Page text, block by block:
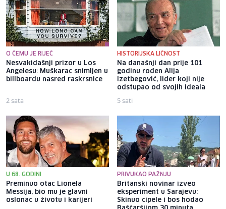
O ČEMU JE RIJEČ
Nesvakidašnji prizor u Los
Angelesu: Muškarac snimljen u
billboardu nasred raskrsnice
2 sata
HISTORIJSKA LIČNOST
Na današnji dan prije 101
godinu rođen Alija
Izetbegović, lider koji nije
odstupao od svojih ideala
5 sati
U 68. GODINI
Preminuo otac Lionela
Messija, bio mu je glavni
oslonac u životu i karijeri
PRIVUKAO PAŽNJU
Britanski novinar izveo
eksperiment u Sarajevu:
Skinuo cipele i bos hodao